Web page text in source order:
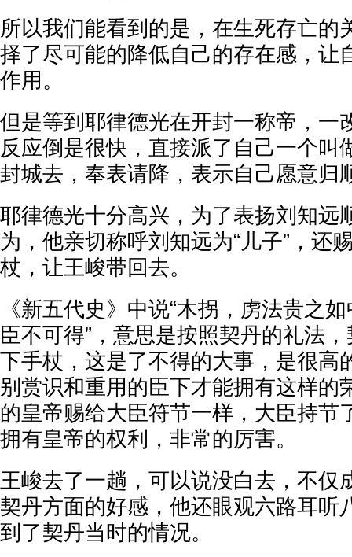
所以我们能看到的是，在生死存亡的
择了尽可能的降低自己的存在感，让
作用。
但是等到耶律德光在开封一称帝，一
反应倒是很快，直接派了自己一个叫
封城去，奉表请降，表示自己愿意归
耶律德光十分高兴，为了表扬刘知远
为，他亲切称呼刘知远为“儿子”，还
杖，让王峻带回去。
《新五代史》中说“木拐，虏法贵之
臣不可得”，意思是按照契丹的礼法
下手杖，这是了不得的大事，是很高
别赏识和重用的臣下才能拥有这样的
的皇帝赐给大臣符节一样，大臣持节
拥有皇帝的权利，非常的厉害。
王峻去了一趟，可以说没白去，不仅
契丹方面的好感，他还眼观六路耳听
到了契丹当时的情况。